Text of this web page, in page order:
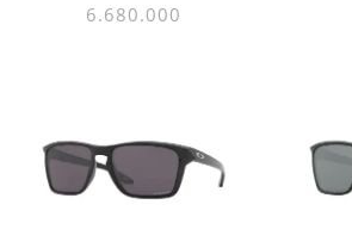
6.680.000